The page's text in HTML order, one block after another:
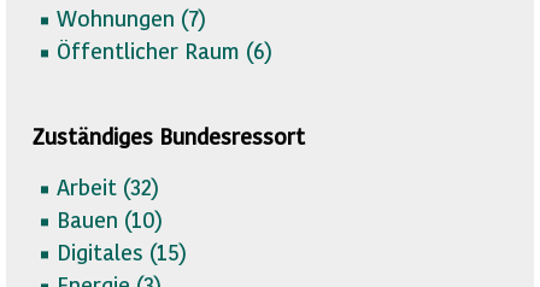
Wohnungen (7)
Öffentlicher Raum (6)
Zuständiges Bundesressort
Arbeit (32)
Bauen (10)
Digitales (15)